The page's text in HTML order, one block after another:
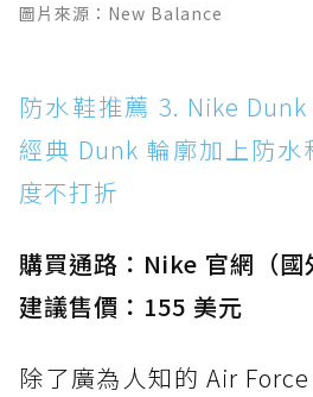
圖片來源：New Balance
防水鞋推薦 3. Nike Dunk
經典 Dunk 輪廓加上防水
度不打折
購買通路：Nike 官網（國
建議售價：155 美元
除了廣為人知的 Air Force